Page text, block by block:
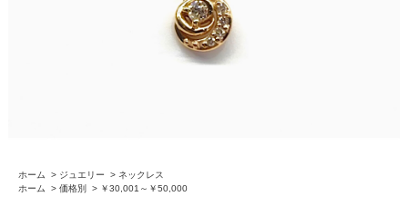
ホーム > ジュエリー > ネックレス
ホーム
> 価格別 > ￥30,001～￥50,000